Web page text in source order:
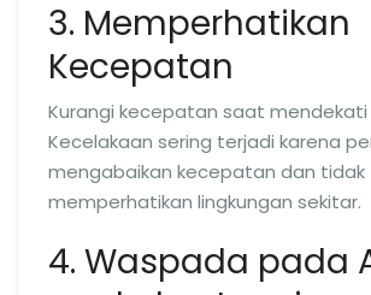
3. Memperhatikan
Kecepatan
Kurangi kecepatan saat mendekati
Kecelakaan sering terjadi karena
mengabaikan kecepatan dan tidak
memperhatikan lingkungan sekitar.
4. Waspada pada